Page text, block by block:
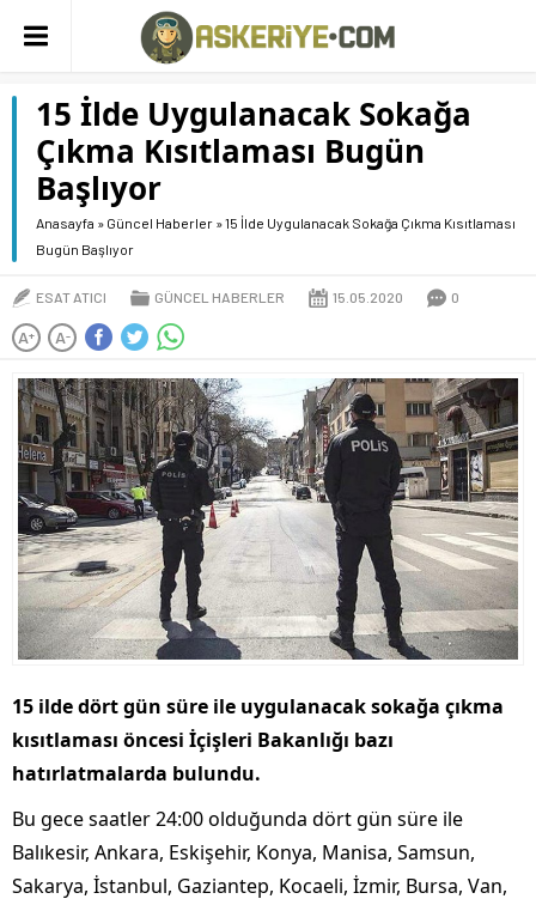
15 İlde Uygulanacak Sokağa
Çıkma Kısıtlaması Bugün
Başlıyor
Anasayfa » Güncel Haberler »15 İlde Uygulanacak Sokağa Çıkma Kısıtlaması
Bugün Başlıyor
ESAT ATICI GÜNCEL HABERLER 15.05.2020 0
A+ A-
15 ilde dört gün süre ile uygulanacak sokağa çıkma
kısıtlaması öncesi İçişleri Bakanlığı bazı
hatırlatmalarda bulundu.
Bu gece saatler 24:00 olduğunda dört gün süre ile
Balıkesir, Ankara, Eskişehir, Konya, Manisa, Samsun,
Sakarya, İstanbul, Gaziantep, Kocaeli, İzmir, Bursa, Van,